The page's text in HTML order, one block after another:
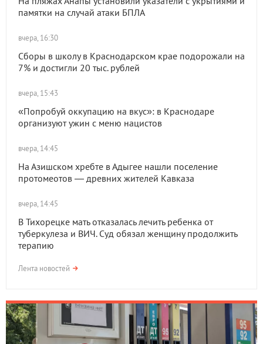
памятки на случай атаки БПЛА
вчера, 16:30
Сборы в школу в Краснодарском крае подорожали на
7% и достигли 20 тыс. рублей
вчера, 15:43
«Попробуй оккупацию на вкус»: в Краснодаре
организуют ужин с меню нацистов
вчера, 14:45
На Азишском хребте в Адыгее нашли поселение
протомеотов — древних жителей Кавказа
вчера, 14:45
В Тихорецке мать отказалась лечить ребенка от
туберкулеза и ВИЧ. Суд обязал женщину продолжить
терапию
Лента новостей